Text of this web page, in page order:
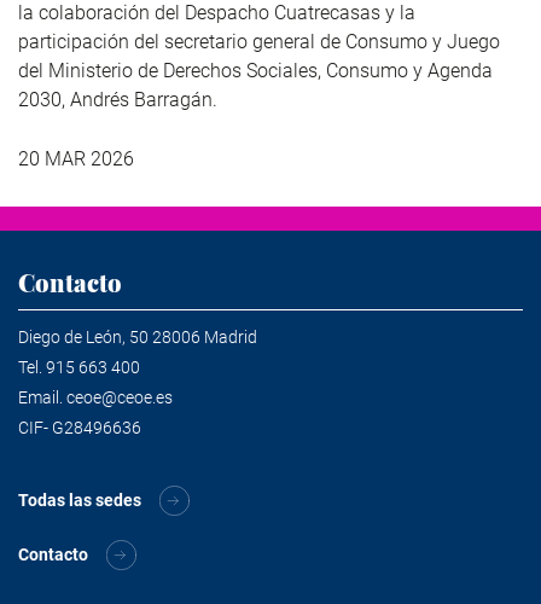
la colaboración del Despacho Cuatrecasas y la
participación del secretario general de Consumo y Juego
del Ministerio de Derechos Sociales, Consumo y Agenda
2030, Andrés Barragán.
20 MAR 2026
Contacto
Diego de León, 50 28006 Madrid
Tel. 915 663 400
Email. ceoe@ceoe.es
CIF- G28496636
Todas las sedes
Contacto